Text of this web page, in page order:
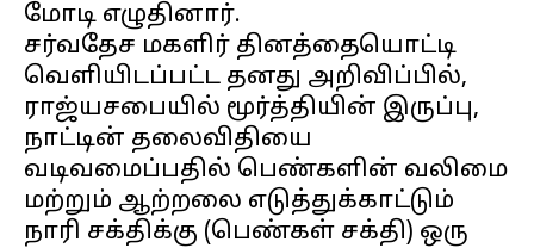
மோடி எழுதினார்.
சர்வதேச மகளிர் தினத்தையொட்டி
வெளியிடப்பட்ட தனது அறிவிப்பில்,
ராஜ்யசபையில் மூர்த்தியின் இருப்பு,
நாட்டின் தலைவிதியை
வடிவமைப்பதில் பெண்களின் வலிமை
மற்றும் ஆற்றலை எடுத்துக்காட்டும்
நாரி சக்திக்கு (பெண்கள் சக்தி) ஒரு